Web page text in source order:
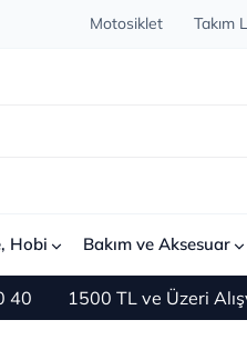
Motosiklet Takım
Hobi Bakım ve Aksesuar
1500 TL ve Üzeri